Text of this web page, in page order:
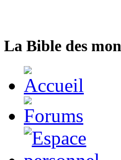
La Bible des